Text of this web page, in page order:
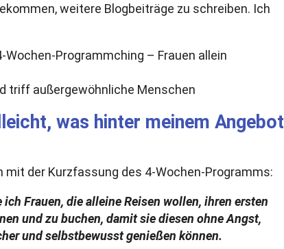
weitere Blogbeiträge zu schreiben. Ich
triff außergewöhnliche Menschen
was hinter meinem Angebot
der Kurzfassung des 4-Wochen-Programms:
Frauen, die alleine Reisen wollen, ihren ersten
und zu buchen, damit sie diesen ohne Angst,
und selbstbewusst genießen können.